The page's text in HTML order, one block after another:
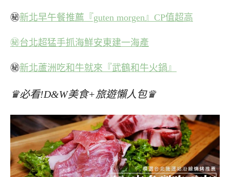
㊙新北早午餐推薦『guten morgen』CP值超高
㊙台北超猛手抓海鮮安東建一海產
㊙新北蘆洲吃和牛就來『武鶴和牛火鍋』
♛必看!D&W美食+旅遊懶人包♛